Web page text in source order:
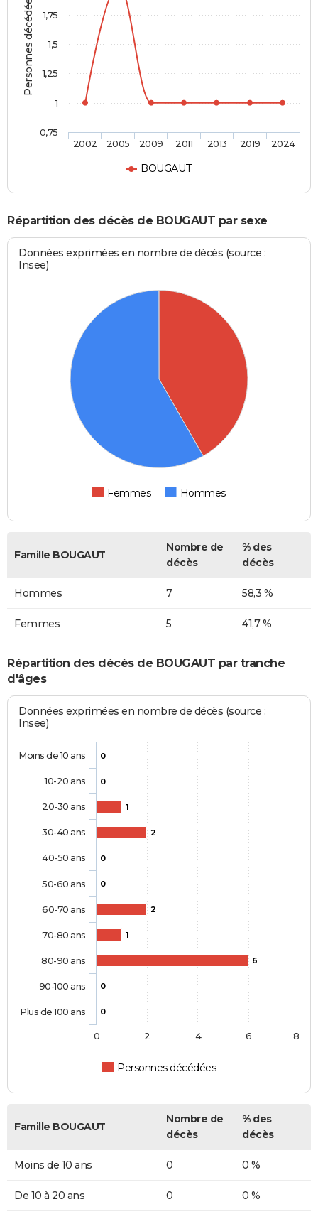
Personnes décédées
BOUGAUT
2002 2005 2009 2011 2013 2019 2024
0,75
1
1,25
1,5
1,75
Répartition des décès de BOUGAUT par sexe
Données exprimées en nombre de décès (source :
Insee)
Femmes Hommes
Famille BOUGAUT
Nombre de
décès
% des
décès
Hommes 7 58,3 %
Femmes 5 41,7 %
Répartition des décès de BOUGAUT par tranche
d'âges
Données exprimées en nombre de décès (source :
Insee)
0
0
1
2
0
0
2
1
6
0
0
Personnes décédées
Moins de 10 ans
10-20 ans
20-30 ans
30-40 ans
40-50 ans
50-60 ans
60-70 ans
70-80 ans
80-90 ans
90-100 ans
Plus de 100 ans
0 2 4 6 8
Famille BOUGAUT
Nombre de
décès
% des
décès
Moins de 10 ans 0 0 %
De 10 à 20 ans 0 0 %